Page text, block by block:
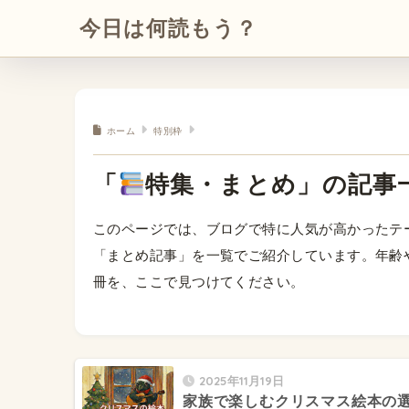
今日は何読もう？
ホーム 特別枠
「 特集・まとめ」の記事
このページでは、ブログで特に人気が高かった
「まとめ記事」を一覧でご紹介しています。年
冊を、ここで見つけてください。
2025年11月19日
家族で楽しむクリスマス絵本の